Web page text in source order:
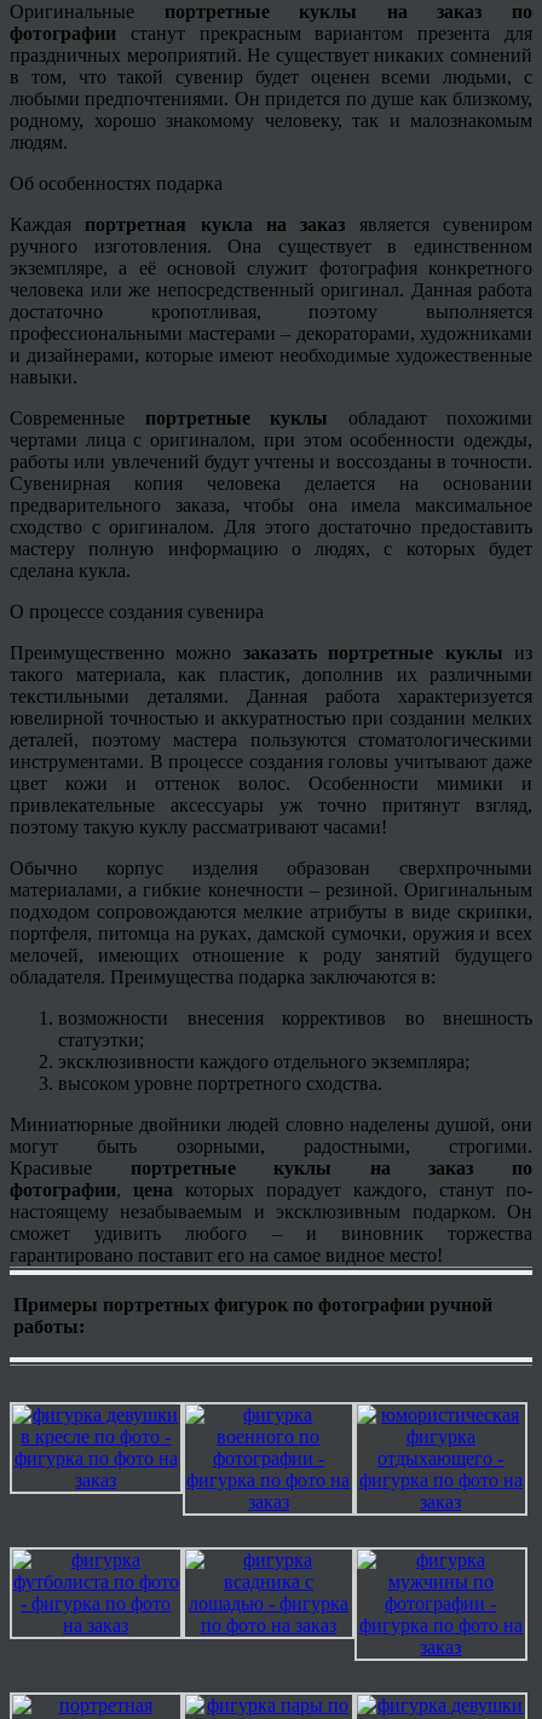
Оригинальные портретные куклы на заказ по
фотографии станут прекрасным вариантом презента для
праздничных мероприятий. Не существует никаких сомнений
в том, что такой сувенир будет оценен всеми людьми, с
любыми предпочтениями. Он придется по душе как близкому,
родному, хорошо знакомому человеку, так и малознакомым
людям.
Об особенностях подарка
Каждая портретная кукла на заказ является сувениром
ручного изготовления. Она существует в единственном
экземпляре, а её основой служит фотография конкретного
человека или же непосредственный оригинал. Данная работа
достаточно кропотливая, поэтому выполняется
профессиональными мастерами – декораторами, художниками
и дизайнерами, которые имеют необходимые художественные
навыки.
Современные портретные куклы обладают похожими
чертами лица с оригиналом, при этом особенности одежды,
работы или увлечений будут учтены и воссозданы в точности.
Сувенирная копия человека делается на основании
предварительного заказа, чтобы она имела максимальное
сходство с оригиналом. Для этого достаточно предоставить
мастеру полную информацию о людях, с которых будет
сделана кукла.
О процессе создания сувенира
Преимущественно можно заказать портретные куклы из
такого материала, как пластик, дополнив их различными
текстильными деталями. Данная работа характеризуется
ювелирной точностью и аккуратностью при создании мелких
деталей, поэтому мастера пользуются стоматологическими
инструментами. В процессе создания головы учитывают даже
цвет кожи и оттенок волос. Особенности мимики и
привлекательные аксессуары уж точно притянут взгляд,
поэтому такую куклу рассматривают часами!
Обычно корпус изделия образован сверхпрочными
материалами, а гибкие конечности – резиной. Оригинальным
подходом сопровождаются мелкие атрибуты в виде скрипки,
портфеля, питомца на руках, дамской сумочки, оружия и всех
мелочей, имеющих отношение к роду занятий будущего
обладателя. Преимущества подарка заключаются в:
возможности внесения коррективов во внешность
статуэтки;
эксклюзивности каждого отдельного экземпляра;
высоком уровне портретного сходства.
Миниатюрные двойники людей словно наделены душой, они
могут быть озорными, радостными, строгими.
Красивые портретные куклы на заказ по
фотографии, цена которых порадует каждого, станут по-
настоящему незабываемым и эксклюзивным подарком. Он
сможет удивить любого – и виновник торжества
гарантировано поставит его на самое видное место!
Примеры портретных фигурок по фотографии ручной
работы: